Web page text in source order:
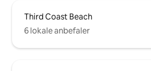
Third Coast Beach
6 lokale anbefaler